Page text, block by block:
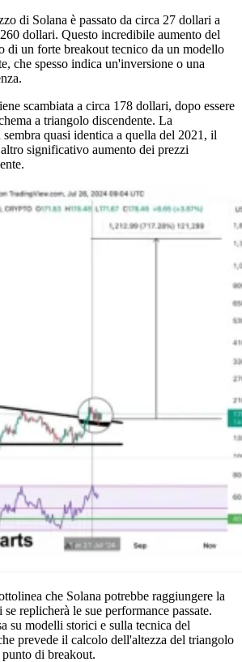
di Solana è passato da circa 27 dollari a
dollari. Questo incredibile aumento del
di un forte breakout tecnico da un modello
che spesso indica un'inversione o una
scambiata a circa 178 dollari, dopo essere
a triangolo discendente. La
quasi identica a quella del 2021, il
significativo aumento dei prezzi
che Solana potrebbe raggiungere la
replicherà le sue performance passate.
su modelli storici e sulla tecnica del
prevede il calcolo dell'altezza del triangolo
di breakout.